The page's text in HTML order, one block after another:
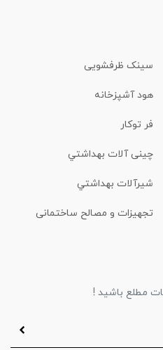
سینک ظرفشویی
هود آشپزخانه
فر توکار
چینی آلات بهداشتي
شیرآلات بهداشتي
تجهیزات و مصالح ساختمانی
مطلع باشید !